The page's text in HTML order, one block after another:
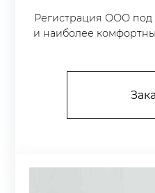
Регистрация ООО
и наиболее